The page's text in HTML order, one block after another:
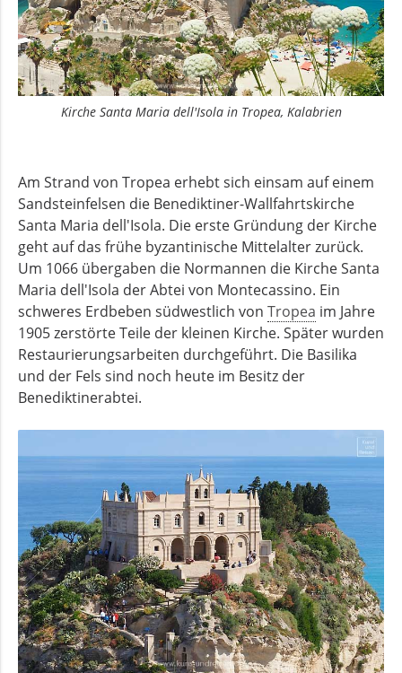
Kirche Santa Maria dell'Isola in Tropea, Kalabrien
Am Strand von Tropea erhebt sich einsam auf einem
Sandsteinfelsen die Benediktiner-­Wall­fahrts­kirche
Santa Maria dell'Isola. Die erste Gründung der Kirche
geht auf das frühe byzantinische Mittelalter zurück.
Um 1066 übergaben die Normannen die Kirche Santa
Maria dell'Isola der Abtei von Montecassino. Ein
schweres Erdbeben südwestlich von Tropea im Jahre
1905 zerstörte Teile der kleinen Kirche. Später wurden
Restaurierungs­arbeiten durchgeführt. Die Basilika
und der Fels sind noch heute im Besitz der
Benediktinerabtei.